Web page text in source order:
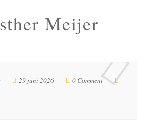
Meijer
29 juni 2026 0 Comment